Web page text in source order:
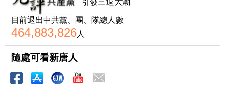
引發三退大潮
目前退出中共黨、團、隊總人數
464,883,826人
隨處可看新唐人